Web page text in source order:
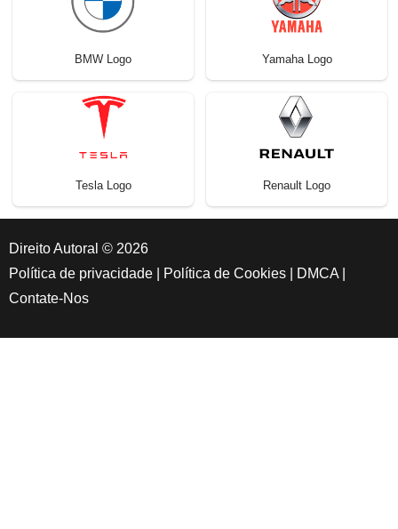
BMW Logo Yamaha Logo
Tesla Logo Renault Logo
Direito Autoral © 2026
Política de privacidade
Política de Cookies DMCA
Contate-Nos